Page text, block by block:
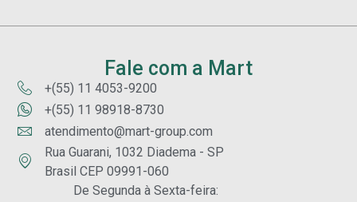
Fale com a Mart
+(55) 11 4053-9200
+(55) 11 98918-8730
atendimento@mart-group.com
Rua Guarani, 1032 Diadema - SP
Brasil CEP 09991-060
De Segunda à Sexta-feira: